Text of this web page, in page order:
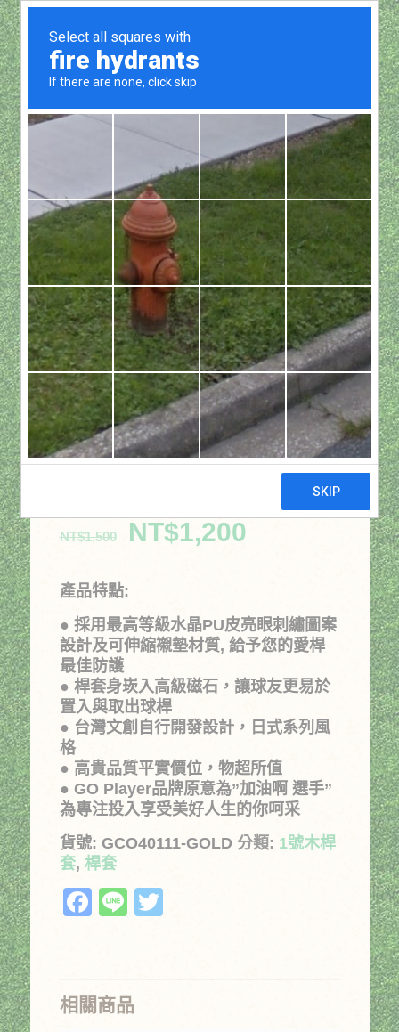
Show all
日系磁鐵1號木桿套
(招財貓金)
NT$1,500
原
價
格：
NT$1,500。
NT$1,200目
格：
NT$1,200。
產品特點:
● 採用最高等級水晶PU皮亮眼刺繡圖案
設計及可伸縮襯墊材質, 給予您的愛桿
最佳防護
● 桿套身崁入高級磁石，讓球友更易於
置入與取出球桿
● 台灣文創自行開發設計，日式系列風
格
● 高貴品質平實價位，物超所值
● GO Player品牌原意為”加油啊 選手”
為專注投入享受美好人生的你呵采
貨號: GCO40111-GOLD 分類: 1號木桿
套, 桿套
Facebook
Line
相關商品